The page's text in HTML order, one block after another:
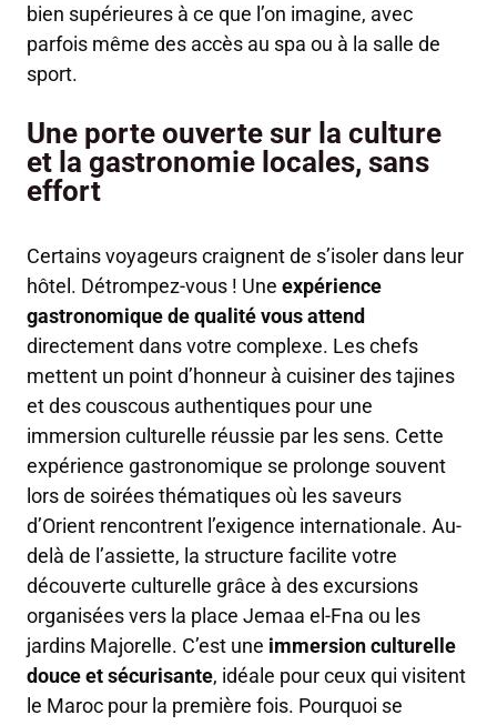
bien supérieures à ce que l’on imagine, avec
parfois même des accès au spa ou à la salle de
sport.
Une porte ouverte sur la culture
et la gastronomie locales, sans
effort
Certains voyageurs craignent de s’isoler dans leur
hôtel. Détrompez-vous ! Une expérience
gastronomique de qualité vous attend
directement dans votre complexe. Les chefs
mettent un point d’honneur à cuisiner des tajines
et des couscous authentiques pour une
immersion culturelle réussie par les sens. Cette
expérience gastronomique se prolonge souvent
lors de soirées thématiques où les saveurs
d’Orient rencontrent l’exigence internationale. Au-
delà de l’assiette, la structure facilite votre
découverte culturelle grâce à des excursions
organisées vers la place Jemaa el-Fna ou les
jardins Majorelle. C’est une immersion culturelle
douce et sécurisante, idéale pour ceux qui visitent
le Maroc pour la première fois. Pourquoi se